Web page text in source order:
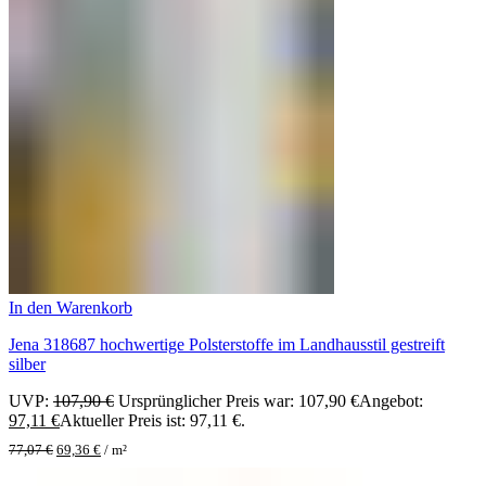
In den Warenkorb
Jena 318687 hochwertige Polsterstoffe im Landhausstil gestreift
silber
UVP: 107,90€ Ursprünglicher Preis war: 107,90 €Angebot:
97,11 €Aktueller Preis ist: 97,11 €.
77,07€ 69,36 € / m²